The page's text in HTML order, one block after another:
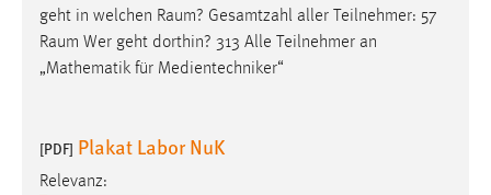
geht in welchen Raum? Gesamtzahl aller Teilnehmer: 57
Raum Wer geht dorthin? 313 Alle Teilnehmer an
„Mathematik für Medientechniker“
[PDF] Plakat Labor NuK
Relevanz:
MARKETING
Sie tun dies, indem sie Besucher über Websites
hinweg verfolgen.